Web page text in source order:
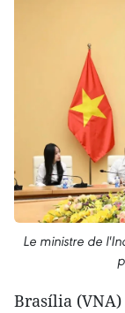
Le ministre de
Brasília